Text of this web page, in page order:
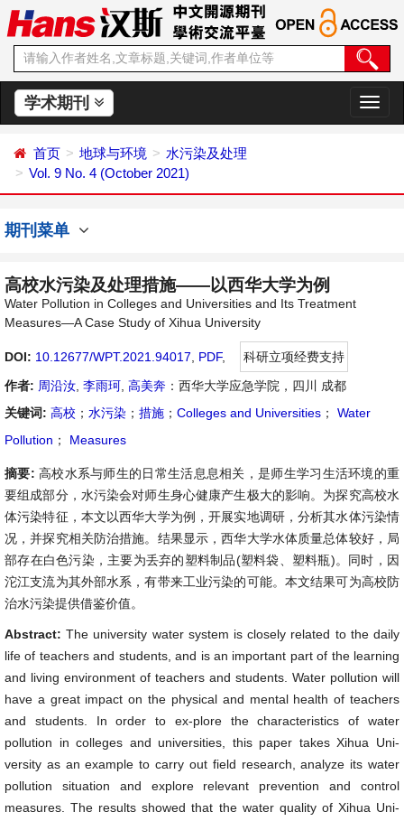
学术期刊
切
换
首页 地球与环境
水污染及处理
Vol. 9 No. 4 (October 2021)
期刊菜单
高校水污染及处理措施——以西华大学为例
Water Pollution in Colleges and Universities and Its Treatment
Measures—A Case Study of Xihua University
DOI: 10.12677/WPT.2021.94017 PDF,
科研立项经费支持
作者: 周沿汝 李雨珂 高美奔 ：西华大学应急学院，四川 成都
关键词: 高校 ； 水污染 ； 措施 ； Colleges and Universities ；
Water
Pollution ； Measures
摘要: 高校水系与师生的日常生活息息相关，是师生学习生活环境的重
要组成部分，水污染会对师生身心健康产生极大的影响。为探究高校水
体污染特征，本文以西华大学为例，开展实地调研，分析其水体污染情
况，并探究相关防治措施。结果显示，西华大学水体质量总体较好，局
部存在白色污染，主要为丢弃的塑料制品(塑料袋、塑料瓶)。同时，因
沱江支流为其外部水系，有带来工业污染的可能。本文结果可为高校防
治水污染提供借鉴价值。
Abstract:The university water system is closely related to the daily
life of teachers and students, and is an important part of the learning
and living environment of teachers and students. Water pollution will
have a great impact on the physical and mental health of teachers
and students. In order to ex-plore the characteristics of water
pollution in colleges and universities, this paper takes Xihua Uni-
versity as an example to carry out field research, analyze its water
pollution situation and explore relevant prevention and control
measures. The results showed that the water quality of Xihua Uni-